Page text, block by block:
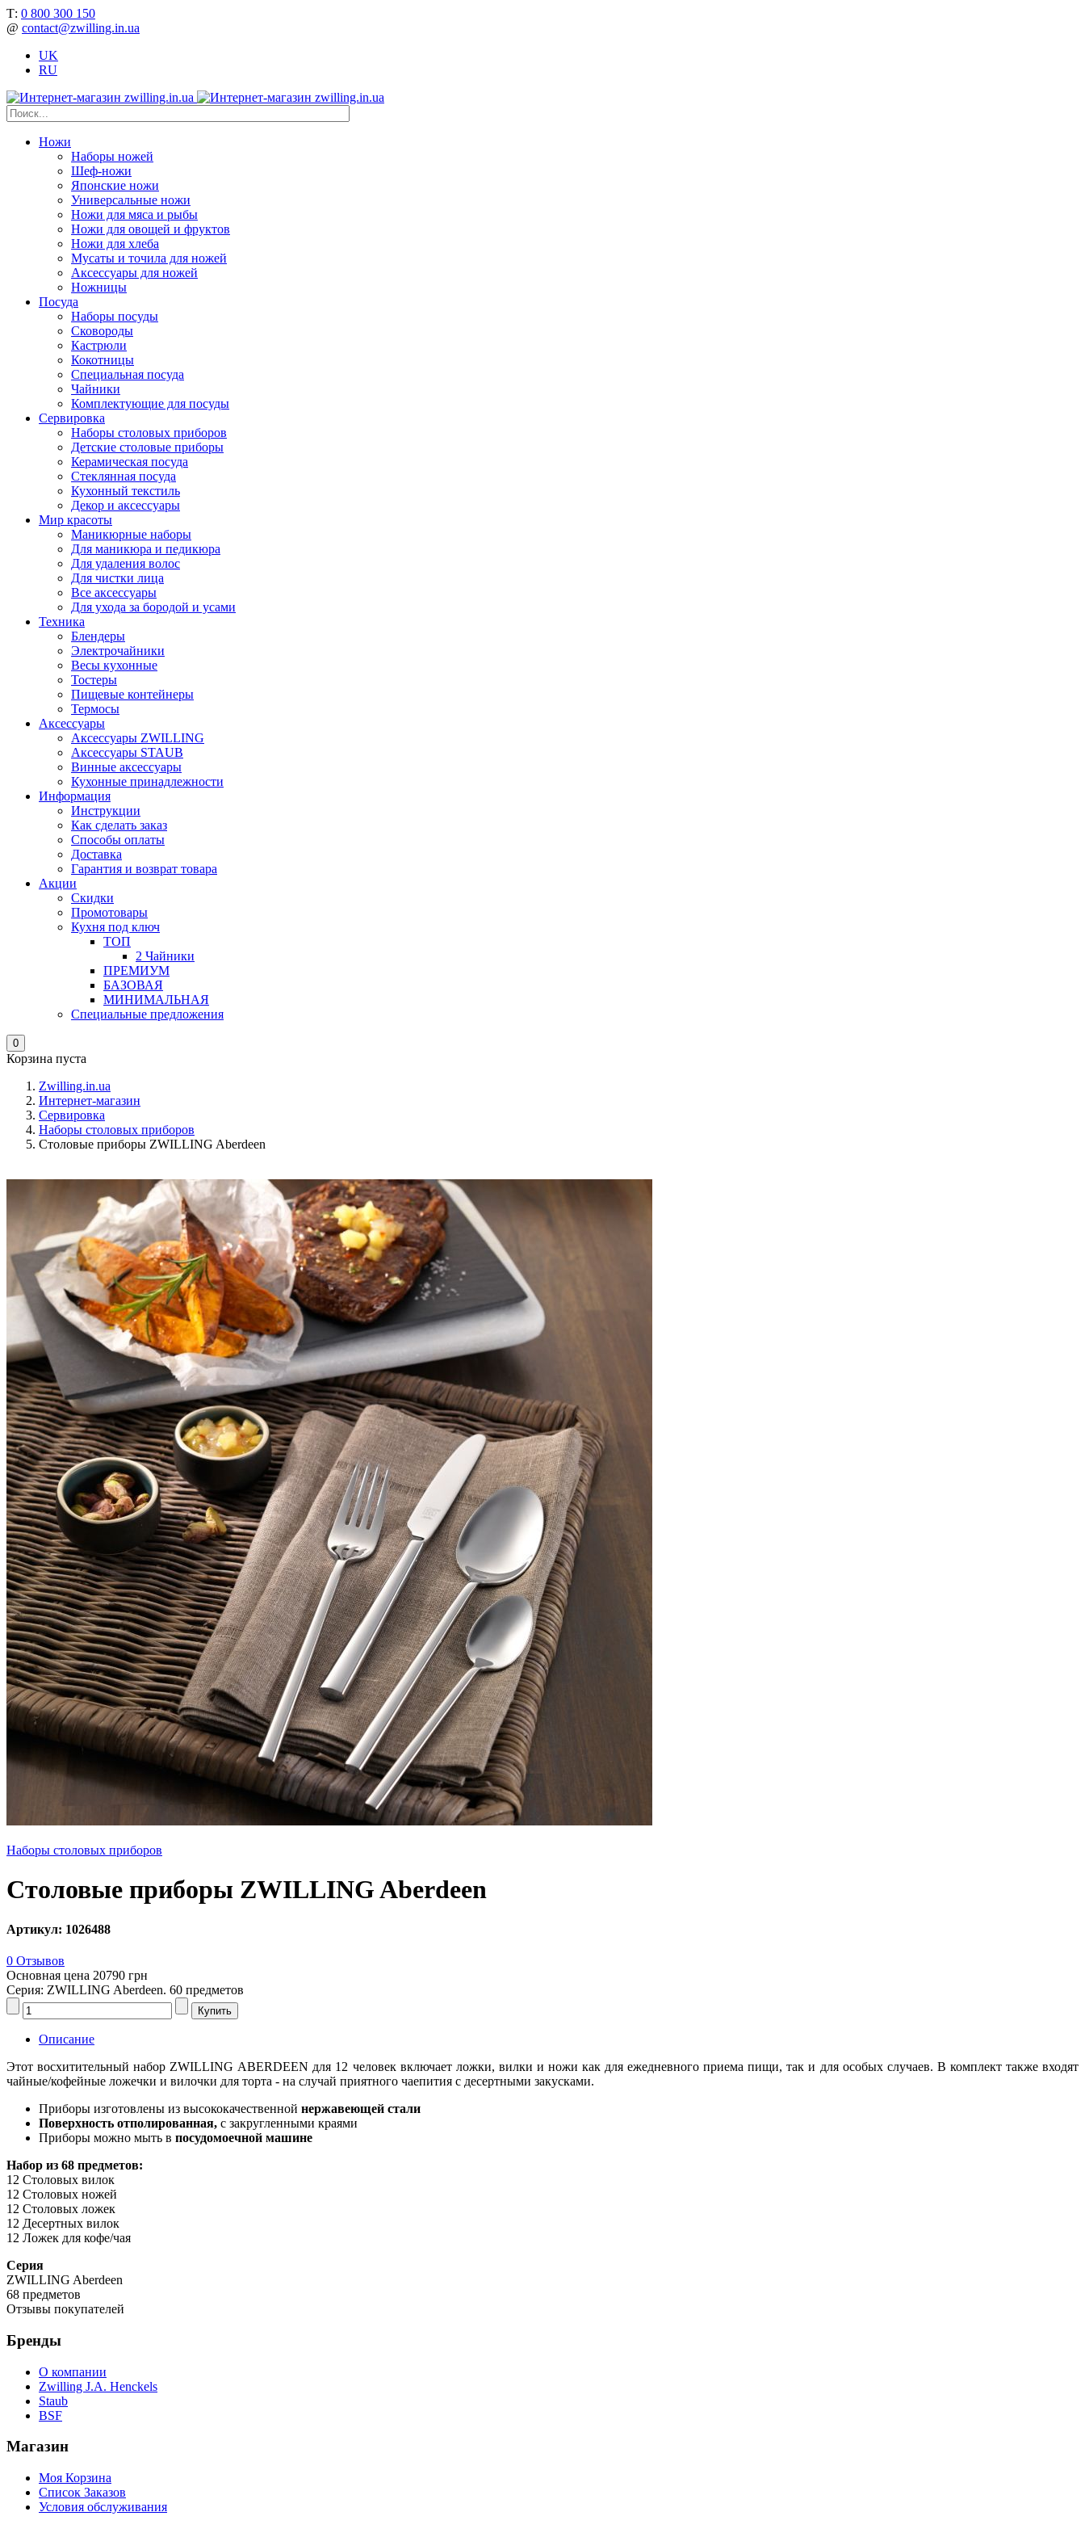
Т: 0 800 300 150
@ contact@zwilling.in.ua
UK
RU
Ножи
Наборы ножей
Шеф-ножи
Японские ножи
Универсальные ножи
Ножи для мяса и рыбы
Ножи для овощей и фруктов
Ножи для хлеба
Мусаты и точила для ножей
Аксессуары для ножей
Ножницы
Посуда
Наборы посуды
Сковороды
Кастрюли
Кокотницы
Специальная посуда
Чайники
Комплектующие для посуды
Сервировка
Наборы столовых приборов
Детские столовые приборы
Керамическая посуда
Стеклянная посуда
Кухонный текстиль
Декор и аксессуары
Мир красоты
Маникюрные наборы
Для маникюра и педикюра
Для удаления волос
Для чистки лица
Все аксессуары
Для ухода за бородой и усами
Техника
Блендеры
Электрочайники
Весы кухонные
Тостеры
Пищевые контейнеры
Термосы
Аксессуары
Аксессуары ZWILLING
Аксессуары STAUB
Винные аксессуары
Кухонные принадлежности
Информация
Инструкции
Как сделать заказ
Способы оплаты
Доставка
Гарантия и возврат товара
Акции
Скидки
Промотовары
Кухня под ключ
ТОП
2 Чайники
ПРЕМИУМ
БАЗОВАЯ
МИНИМАЛЬНАЯ
Специальные предложения
0
Корзина пуста
Zwilling.in.ua
Интернет-магазин
Сервировка
Наборы столовых приборов
Столовые приборы ZWILLING Aberdeen
Наборы столовых приборов
Столовые приборы ZWILLING Aberdeen
Артикул: 1026488
0 Отзывов
Основная цена 20790 грн
Серия: ZWILLING Aberdeen. 60 предметов
Описание
Этот восхитительный набор ZWILLING ABERDEEN для 12 человек включает ложки, вилки и ножи как для ежедневного приема пищи, так и для особых случаев. В комплект также входят
чайные/кофейные ложечки и вилочки для торта - на случай приятного чаепития с десертными закусками.
Приборы изготовлены из высококачественной нержавеющей стали
Поверхность отполированная, с закругленными краями
Приборы можно мыть в посудомоечной машине
Набор из 68 предметов:
12 Столовых вилок
12 Столовых ножей
12 Столовых ложек
12 Десертных вилок
12 Ложек для кофе/чая
Серия
ZWILLING Aberdeen
68 предметов
Отзывы покупателей
Бренды
О компании
Zwilling J.A. Henckels
Staub
BSF
Магазин
Моя Корзина
Список Заказов
Условия обслуживания